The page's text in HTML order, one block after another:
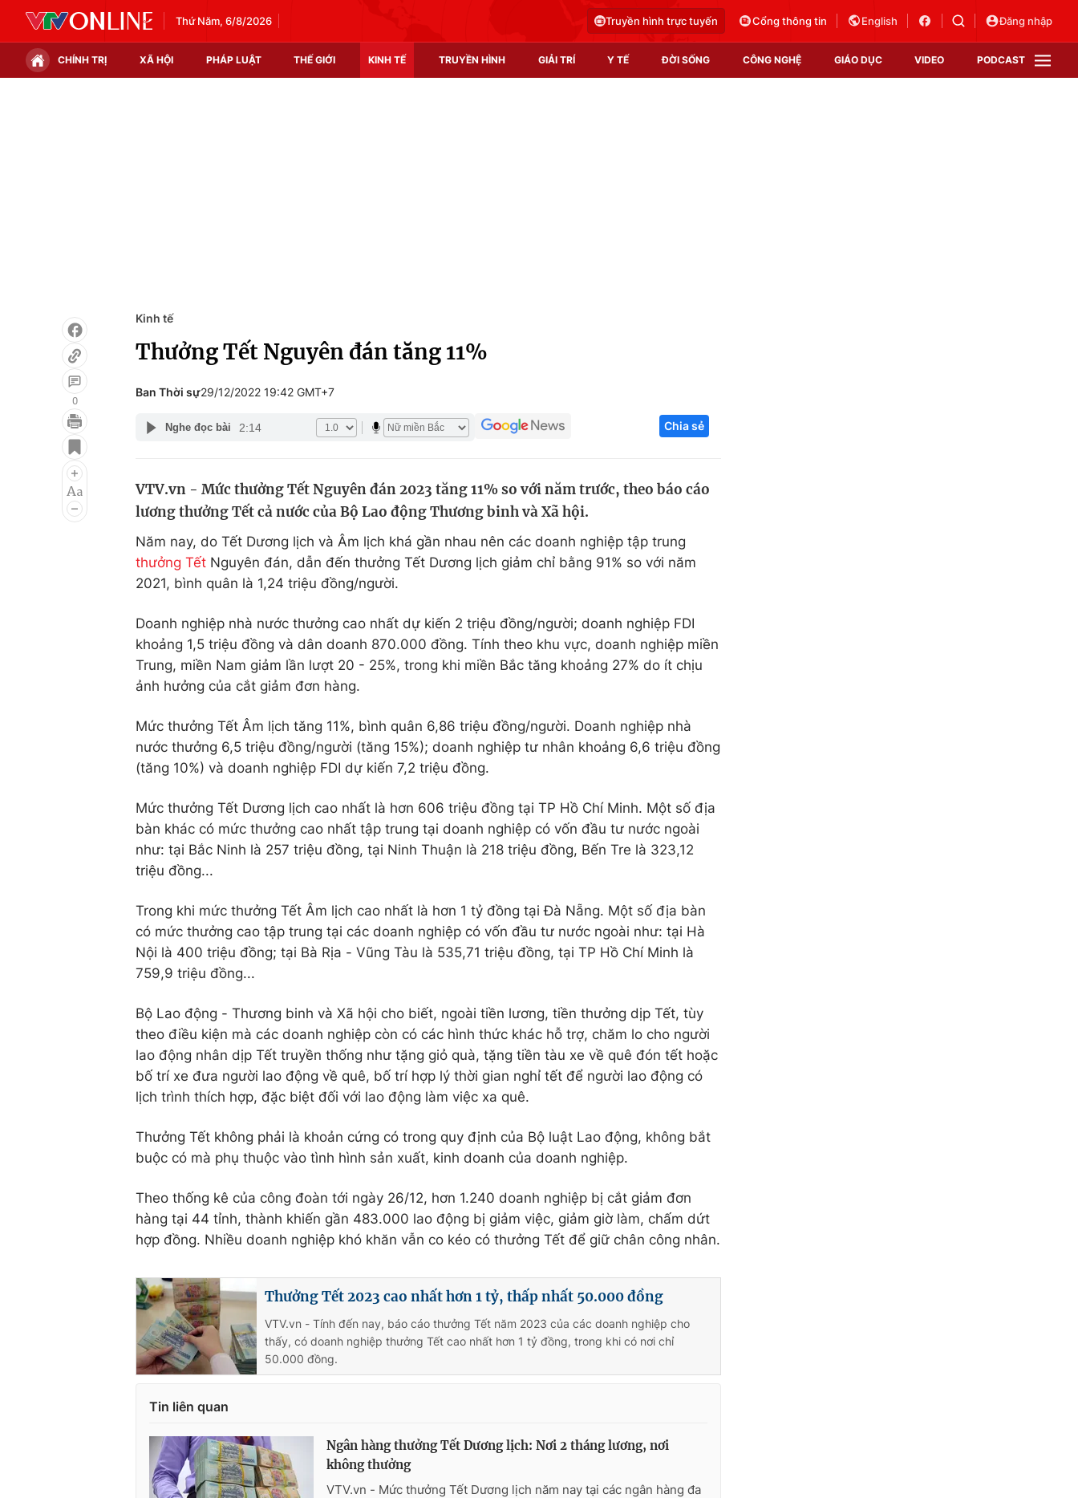
Thứ Năm, 6/8/2026 Truyền hình trực tuyến Cổng thông tin English Đăng nhập
CHÍNH TRỊ XÃ HỘI PHÁP LUẬT THẾ GIỚI KINH TẾ TRUYỀN HÌNH GIẢI TRÍ Y TẾ ĐỜI SỐNG CÔNG NGHỆ GIÁO DỤC VIDEO PODCAST
Điện ảnh
Âm nhạc
Làm đẹp
Giáo dục
Học trực tuyến
Công nghệ
Sản phẩm
Tư vấn
0
Kinh tế
Thưởng Tết Nguyên đán tăng 11%
Ban Thời sự29/12/2022 19:42 GMT+7
Nghe đọc bài 2:14 Chia sẻ
VTV.vn - Mức thưởng Tết Nguyên đán 2023 tăng 11% so với năm trước, theo báo cáo
lương thưởng Tết cả nước của Bộ Lao động Thương binh và Xã hội.
Năm nay, do Tết Dương lịch và Âm lịch khá gần nhau nên các doanh nghiệp tập trung
thưởng Tết Nguyên đán, dẫn đến thưởng Tết Dương lịch giảm chỉ bằng 91% so với năm
2021, bình quân là 1,24 triệu đồng/người.
Doanh nghiệp nhà nước thưởng cao nhất dự kiến 2 triệu đồng/người; doanh nghiệp FDI
khoảng 1,5 triệu đồng và dân doanh 870.000 đồng. Tính theo khu vực, doanh nghiệp miền
Trung, miền Nam giảm lần lượt 20 - 25%, trong khi miền Bắc tăng khoảng 27% do ít chịu
ảnh hưởng của cắt giảm đơn hàng.
Mức thưởng Tết Âm lịch tăng 11%, bình quân 6,86 triệu đồng/người. Doanh nghiệp nhà
nước thưởng 6,5 triệu đồng/người (tăng 15%); doanh nghiệp tư nhân khoảng 6,6 triệu đồng
(tăng 10%) và doanh nghiệp FDI dự kiến 7,2 triệu đồng.
Mức thưởng Tết Dương lịch cao nhất là hơn 606 triệu đồng tại TP Hồ Chí Minh. Một số địa
bàn khác có mức thưởng cao nhất tập trung tại doanh nghiệp có vốn đầu tư nước ngoài
như: tại Bắc Ninh là 257 triệu đồng, tại Ninh Thuận là 218 triệu đồng, Bến Tre là 323,12
triệu đồng...
Trong khi mức thưởng Tết Âm lịch cao nhất là hơn 1 tỷ đồng tại Đà Nẵng. Một số địa bàn
có mức thưởng cao tập trung tại các doanh nghiệp có vốn đầu tư nước ngoài như: tại Hà
Nội là 400 triệu đồng; tại Bà Rịa - Vũng Tàu là 535,71 triệu đồng, tại TP Hồ Chí Minh là
759,9 triệu đồng...
Bộ Lao động - Thương binh và Xã hội cho biết, ngoài tiền lương, tiền thưởng dịp Tết, tùy
theo điều kiện mà các doanh nghiệp còn có các hình thức khác hỗ trợ, chăm lo cho người
lao động nhân dịp Tết truyền thống như tặng giỏ quà, tặng tiền tàu xe về quê đón tết hoặc
bố trí xe đưa người lao động về quê, bố trí hợp lý thời gian nghỉ tết để người lao động có
lịch trình thích hợp, đặc biệt đối với lao động làm việc xa quê.
Thưởng Tết không phải là khoản cứng có trong quy định của Bộ luật Lao động, không bắt
buộc có mà phụ thuộc vào tình hình sản xuất, kinh doanh của doanh nghiệp.
Theo thống kê của công đoàn tới ngày 26/12, hơn 1.240 doanh nghiệp bị cắt giảm đơn
hàng tại 44 tỉnh, thành khiến gần 483.000 lao động bị giảm việc, giảm giờ làm, chấm dứt
hợp đồng. Nhiều doanh nghiệp khó khăn vẫn co kéo có thưởng Tết để giữ chân công nhân.
Thưởng Tết 2023 cao nhất hơn 1 tỷ, thấp nhất 50.000 đồng
VTV.vn - Tính đến nay, báo cáo thưởng Tết năm 2023 của các doanh nghiệp cho
thấy, có doanh nghiệp thưởng Tết cao nhất hơn 1 tỷ đồng, trong khi có nơi chỉ
50.000 đồng.
Tin liên quan
Ngân hàng thưởng Tết Dương lịch: Nơi 2 tháng lương, nơi
không thưởng
VTV.vn - Mức thưởng Tết Dương lịch năm nay tại các ngân hàng đa